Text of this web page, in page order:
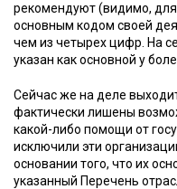
рекомендуют (видимо,
основным кодом своей
чем из четырех цифр. На
указан как основной у
Сейчас же на деле
фактически лишены
какой-либо помощи от
исключили эти
основании того, что их
указанный Перечень